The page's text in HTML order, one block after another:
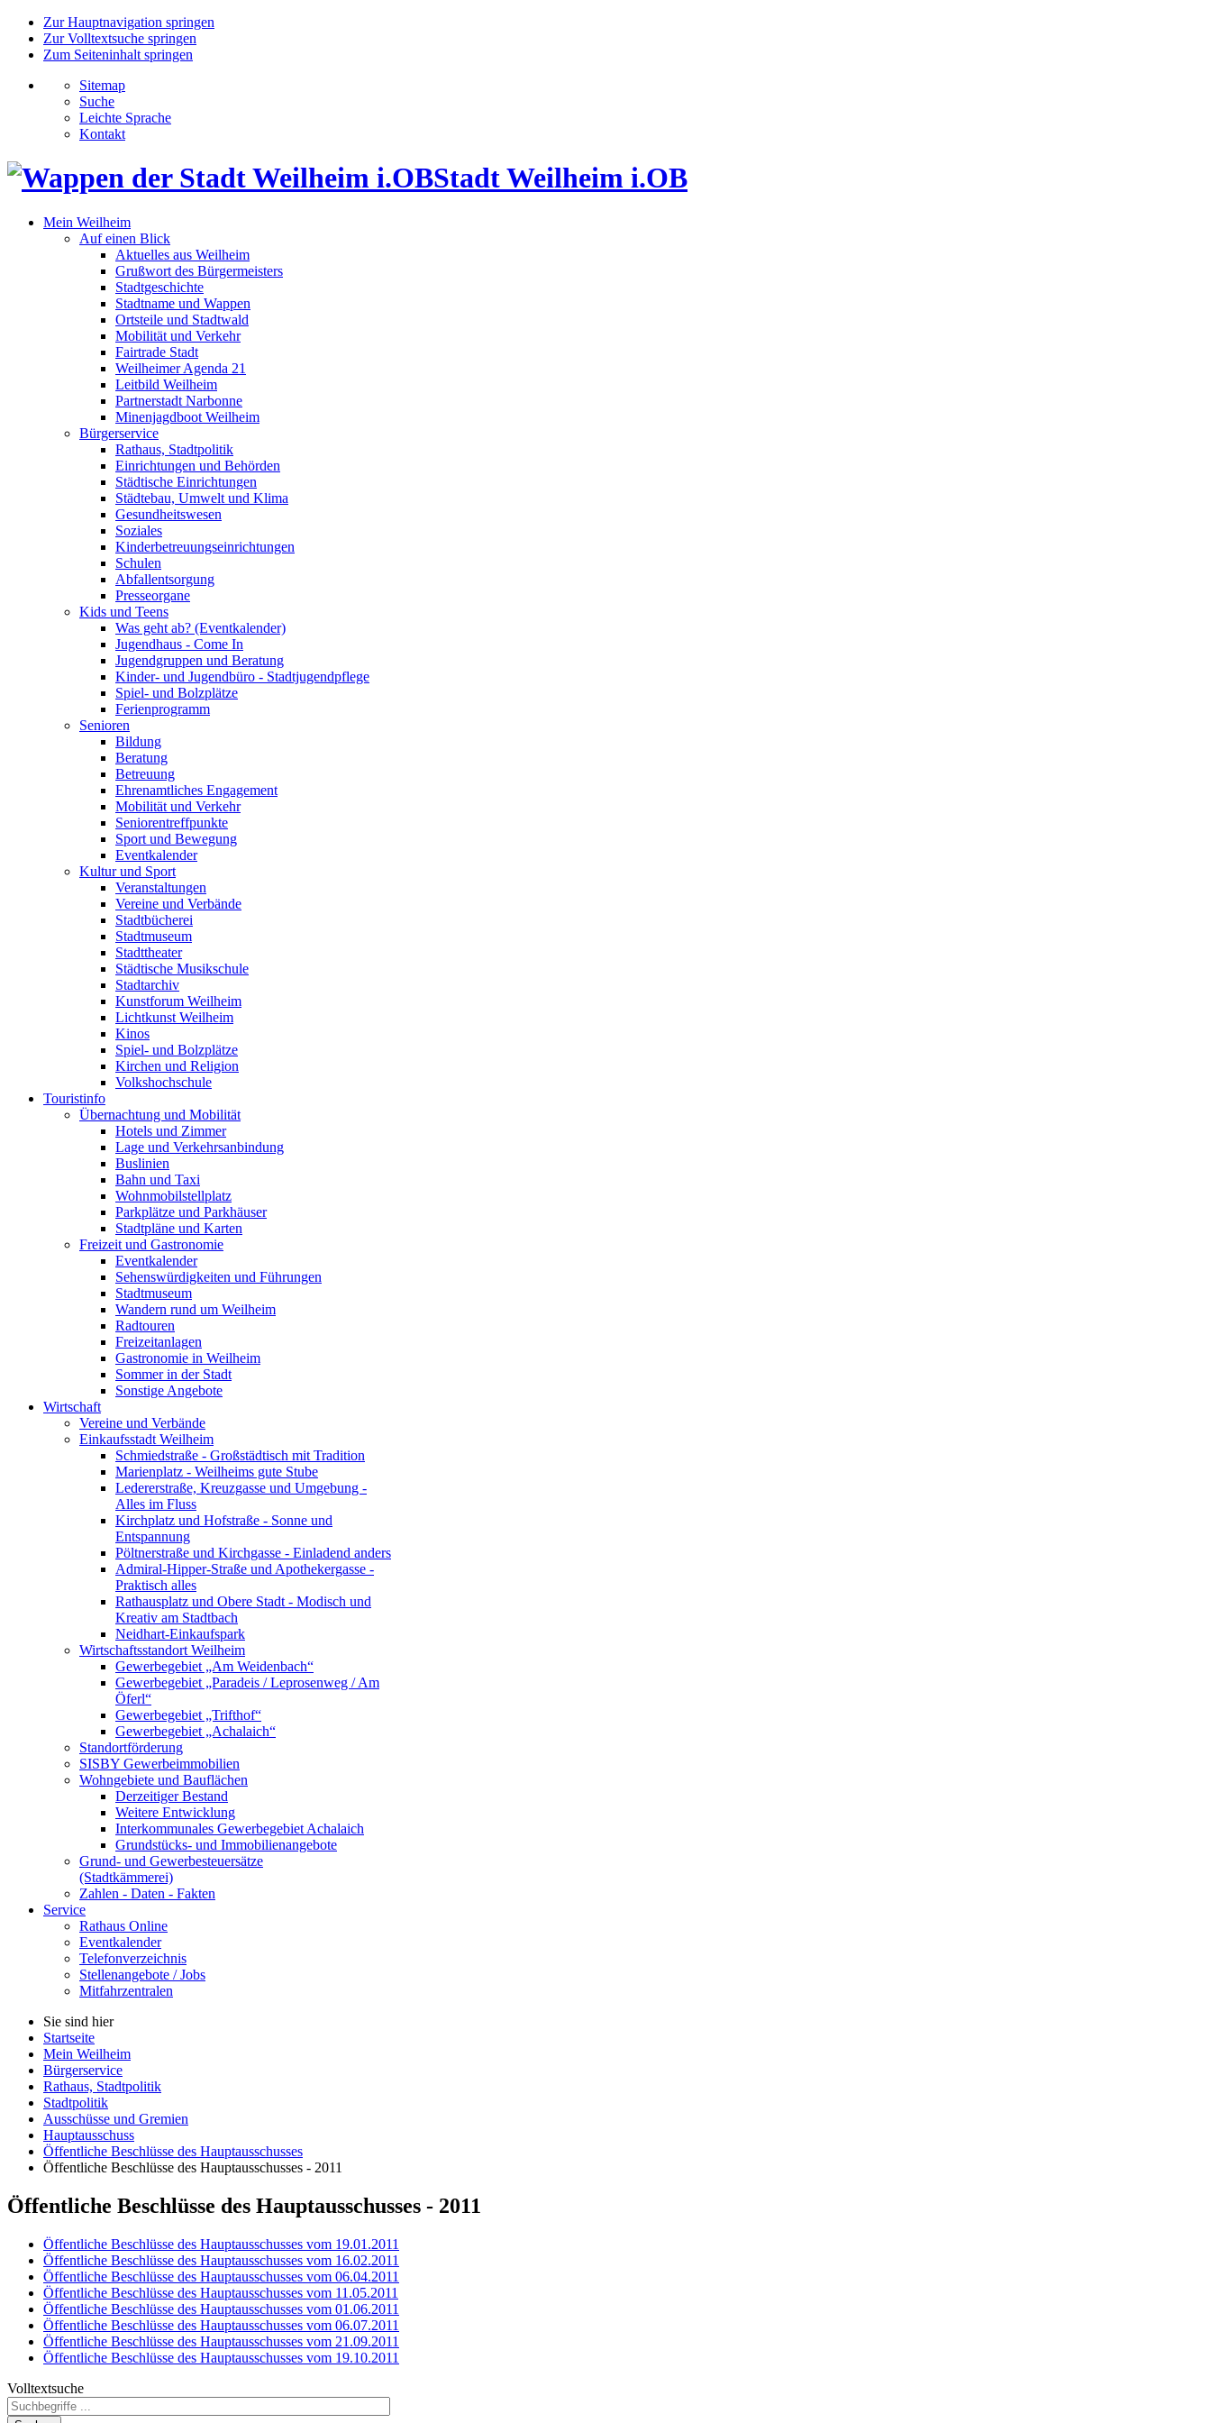
Zur Hauptnavigation springen
Zur Volltextsuche springen
Zum Seiteninhalt springen
Sitemap
Suche
Leichte Sprache
Kontakt
Stadt Weilheim i.OB
Mein Weilheim
Auf einen Blick
Aktuelles aus Weilheim
Grußwort des Bürgermeisters
Stadtgeschichte
Stadtname und Wappen
Ortsteile und Stadtwald
Mobilität und Verkehr
Fairtrade Stadt
Weilheimer Agenda 21
Leitbild Weilheim
Partnerstadt Narbonne
Minenjagdboot Weilheim
Bürgerservice
Rathaus, Stadtpolitik
Einrichtungen und Behörden
Städtische Einrichtungen
Städtebau, Umwelt und Klima
Gesundheitswesen
Soziales
Kinderbetreuungseinrichtungen
Schulen
Abfallentsorgung
Presseorgane
Kids und Teens
Was geht ab? (Eventkalender)
Jugendhaus - Come In
Jugendgruppen und Beratung
Kinder- und Jugendbüro - Stadtjugendpflege
Spiel- und Bolzplätze
Ferienprogramm
Senioren
Bildung
Beratung
Betreuung
Ehrenamtliches Engagement
Mobilität und Verkehr
Seniorentreffpunkte
Sport und Bewegung
Eventkalender
Kultur und Sport
Veranstaltungen
Vereine und Verbände
Stadtbücherei
Stadtmuseum
Stadttheater
Städtische Musikschule
Stadtarchiv
Kunstforum Weilheim
Lichtkunst Weilheim
Kinos
Spiel- und Bolzplätze
Kirchen und Religion
Volkshochschule
Touristinfo
Übernachtung und Mobilität
Hotels und Zimmer
Lage und Verkehrsanbindung
Buslinien
Bahn und Taxi
Wohnmobilstellplatz
Parkplätze und Parkhäuser
Stadtpläne und Karten
Freizeit und Gastronomie
Eventkalender
Sehenswürdigkeiten und Führungen
Stadtmuseum
Wandern rund um Weilheim
Radtouren
Freizeitanlagen
Gastronomie in Weilheim
Sommer in der Stadt
Sonstige Angebote
Wirtschaft
Vereine und Verbände
Einkaufsstadt Weilheim
Schmiedstraße - Großstädtisch mit Tradition
Marienplatz - Weilheims gute Stube
Ledererstraße, Kreuzgasse und Umgebung -
Alles im Fluss
Kirchplatz und Hofstraße - Sonne und
Entspannung
Pöltnerstraße und Kirchgasse - Einladend anders
Admiral-Hipper-Straße und Apothekergasse -
Praktisch alles
Rathausplatz und Obere Stadt - Modisch und
Kreativ am Stadtbach
Neidhart-Einkaufspark
Wirtschaftsstandort Weilheim
Gewerbegebiet „Am Weidenbach“
Gewerbegebiet „Paradeis / Leprosenweg / Am
Öferl“
Gewerbegebiet „Trifthof“
Gewerbegebiet „Achalaich“
Standortförderung
SISBY Gewerbeimmobilien
Wohngebiete und Bauflächen
Derzeitiger Bestand
Weitere Entwicklung
Interkommunales Gewerbegebiet Achalaich
Grundstücks- und Immobilienangebote
Grund- und Gewerbesteuersätze
(Stadtkämmerei)
Zahlen - Daten - Fakten
Service
Rathaus Online
Eventkalender
Telefonverzeichnis
Stellenangebote / Jobs
Mitfahrzentralen
Sie sind hier
Startseite
Mein Weilheim
Bürgerservice
Rathaus, Stadtpolitik
Stadtpolitik
Ausschüsse und Gremien
Hauptausschuss
Öffentliche Beschlüsse des Hauptausschusses
Öffentliche Beschlüsse des Hauptausschusses - 2011
Öffentliche Beschlüsse des Hauptausschusses - 2011
Öffentliche Beschlüsse des Hauptausschusses vom 19.01.2011
Öffentliche Beschlüsse des Hauptausschusses vom 16.02.2011
Öffentliche Beschlüsse des Hauptausschusses vom 06.04.2011
Öffentliche Beschlüsse des Hauptausschusses vom 11.05.2011
Öffentliche Beschlüsse des Hauptausschusses vom 01.06.2011
Öffentliche Beschlüsse des Hauptausschusses vom 06.07.2011
Öffentliche Beschlüsse des Hauptausschusses vom 21.09.2011
Öffentliche Beschlüsse des Hauptausschusses vom 19.10.2011
Volltextsuche